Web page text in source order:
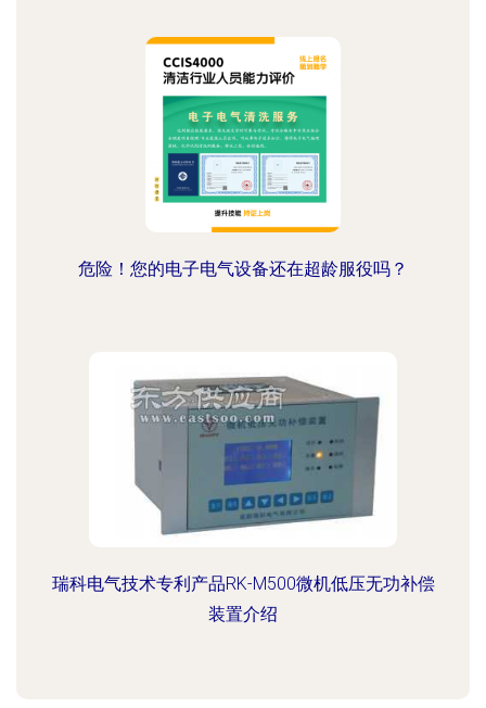
危险！您的电子电气设备还在超龄服役吗？
瑞科电气技术专利产品RK-M500微机低压无功补偿
装置介绍